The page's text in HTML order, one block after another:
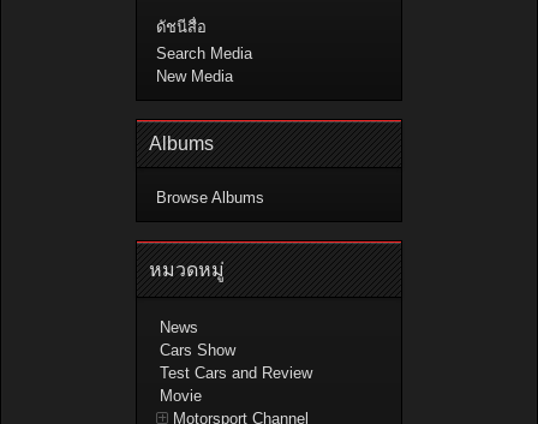
ดัชนีสื่อ
Search Media
New Media
Albums
Browse Albums
หมวดหมู่
News
Cars Show
Test Cars and Review
Movie
Motorsport Channel